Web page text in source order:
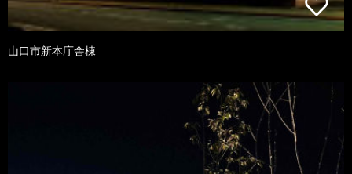
山口市新本庁舎棟